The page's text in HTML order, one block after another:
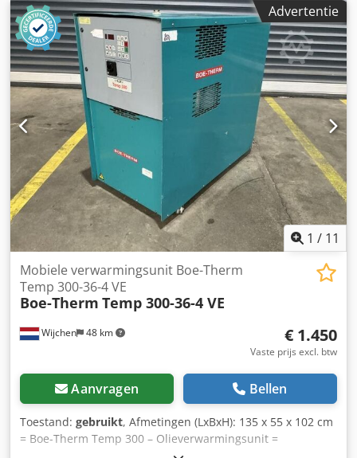
Advertentie
1 / 11
Wijchen 48 km
Mobiele verwarmingsunit Boe-Therm
Temp 300-36-4 VE
Boe-Therm Temp 300-36-4 VE
€ 1.450
Vaste prijs excl. btw
Aanvragen Bellen
Toestand: gebruikt, Afmetingen (LxBxH): 135 x 55 x 102 cm
= Boe-Therm Temp 300 – Olieverwarmingsunit =